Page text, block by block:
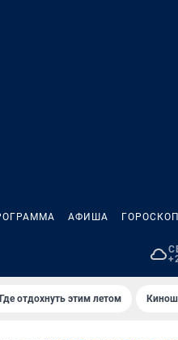
АФИША ГОРОСКОП
Где отдохнуть этим летом